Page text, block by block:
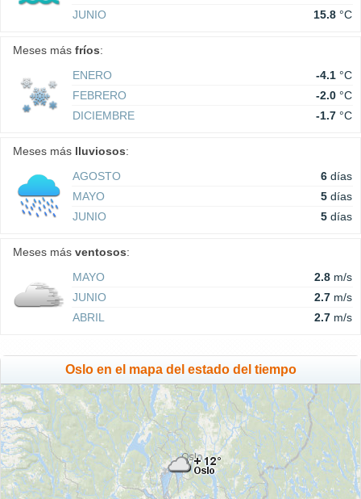
JUNIO
15.8 °C
Meses más fríos:
ENERO
-4.1 °C
FEBRERO
-2.0 °C
DICIEMBRE
-1.7 °C
Meses más lluviosos:
AGOSTO
6 días
MAYO
5 días
JUNIO
5 días
Meses más ventosos:
MAYO
2.8 m/s
JUNIO
2.7 m/s
ABRIL
2.7 m/s
Oslo en el mapa del estado del tiempo